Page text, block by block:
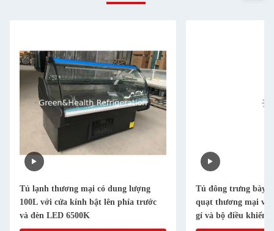
Tủ lạnh thương mại có dung lượng
100L với cửa kính bật lên phía trước
và đèn LED 6500K
Tủ đông trưng bày
quạt thương mại với
gỉ và bộ điều khiển